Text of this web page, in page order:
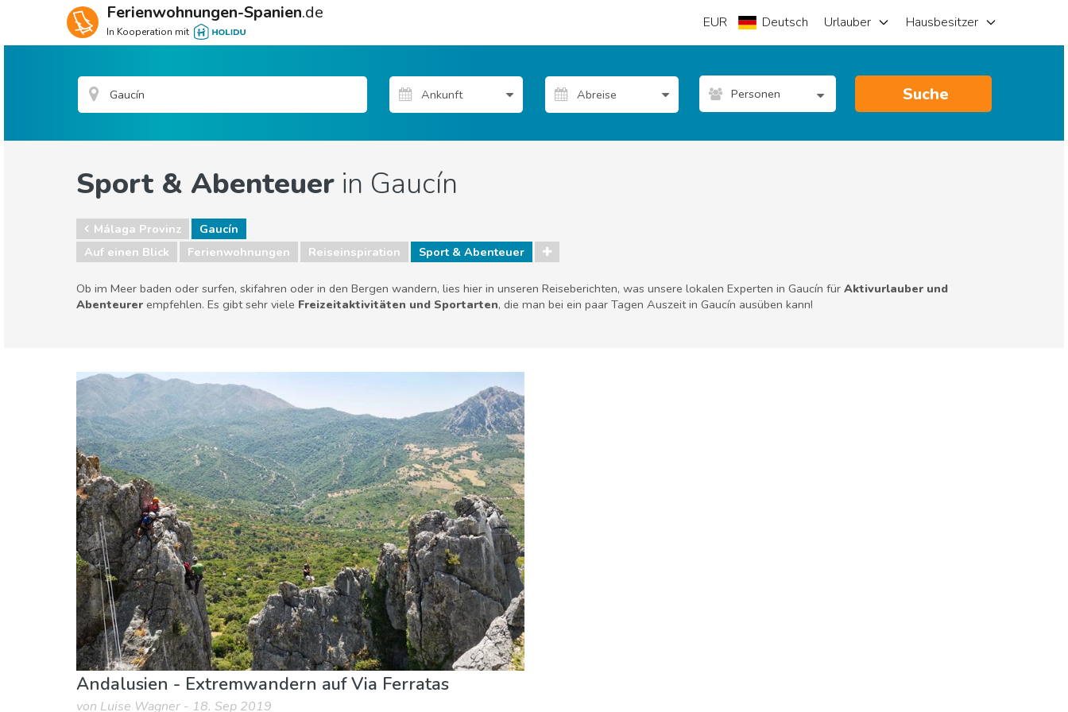
Ferienwohnungen-Spanien.de
In Kooperation mit
EUR Deutsch Urlauber Hausbesitzer
Personen Suche
Sport & Abenteuer in Gaucín
Málaga Provinz
Gaucín
Auf einen Blick
Ferienwohnungen Reiseinspiration Sport & Abenteuer
Ob im Meer baden oder surfen, skifahren oder in den Bergen wandern, lies hier in unseren Reiseberichten, was unsere lokalen Experten in Gaucín für Aktivurlauber und
Abenteurer empfehlen. Es gibt sehr viele Freizeitaktivitäten und Sportarten, die man bei ein paar Tagen Auszeit in Gaucín ausüben kann!
Sport & Abenteuer
Andalusien - Extremwandern auf Via Ferratas
von Luise Wagner - 18. Sep 2019